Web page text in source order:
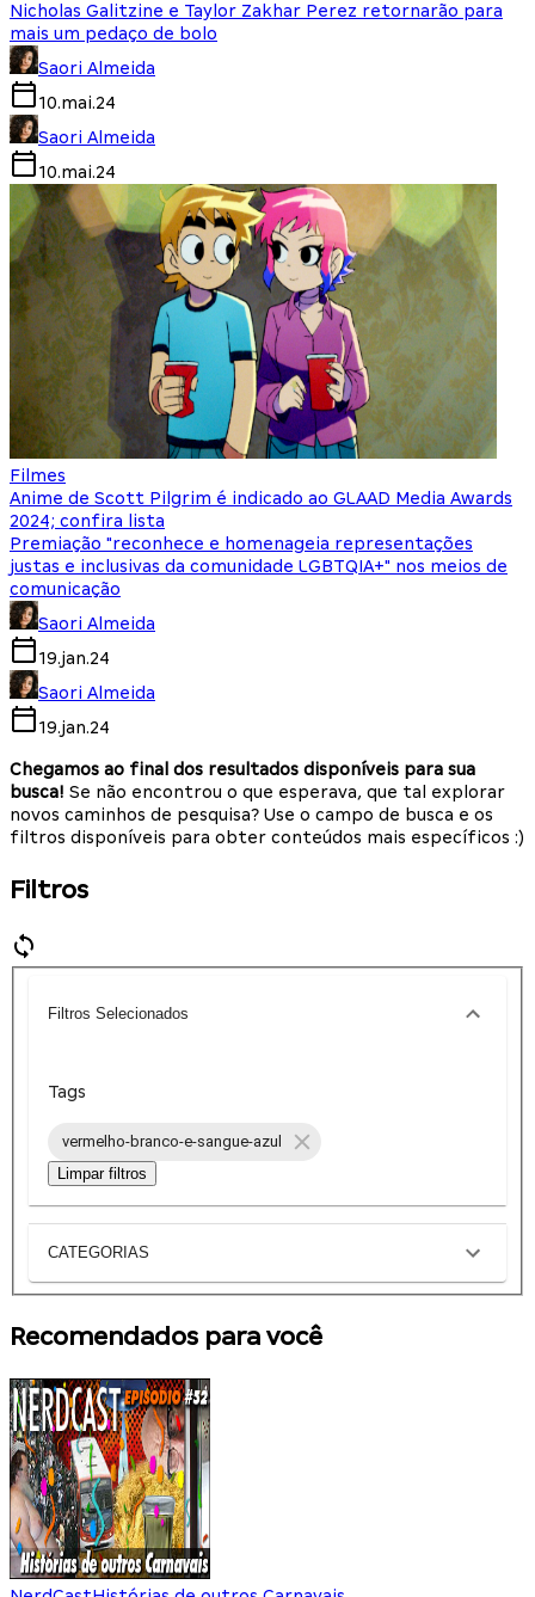
Nicholas Galitzine e Taylor Zakhar Perez retornarão para
mais um pedaço de bolo
Saori Almeida
10.mai.24
Saori Almeida
10.mai.24
Filmes
Anime de Scott Pilgrim é indicado ao GLAAD Media Awards
2024; confira lista
Premiação "reconhece e homenageia representações
justas e inclusivas da comunidade LGBTQIA+" nos meios de
comunicação
Saori Almeida
19.jan.24
Saori Almeida
19.jan.24
Chegamos ao final dos resultados disponíveis para sua
busca! Se não encontrou o que esperava, que tal explorar
novos caminhos de pesquisa? Use o campo de busca e os
filtros disponíveis para obter conteúdos mais específicos :)
Filtros
Filtros Selecionados
Tags
vermelho-branco-e-sangue-azul
Limpar filtros
CATEGORIAS
Recomendados para você